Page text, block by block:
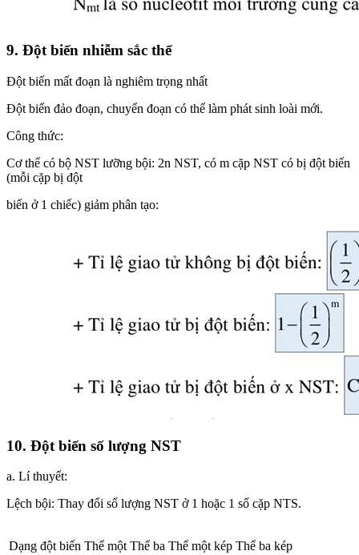
9. Đột biến nhiễm sắc thể
Đột biến mất đoạn là nghiêm trọng nhất
Đột biến đảo đoạn, chuyển đoạn có thể làm phát sinh loài mới.
Công thức:
Cơ thể có bộ NST lưỡng bội: 2n NST, có m cặp NST có bị đột biến
(mỗi cặp bị đột
biến ở 1 chiếc) giảm phân tạo:
10. Đột biến số lượng NST
a. Lí thuyết:
Lệch bội: Thay đổi số lượng NST ở 1 hoặc 1 số cặp NTS.
Dạng đột biến Thể một Thể ba Thể một kép Thể ba kép